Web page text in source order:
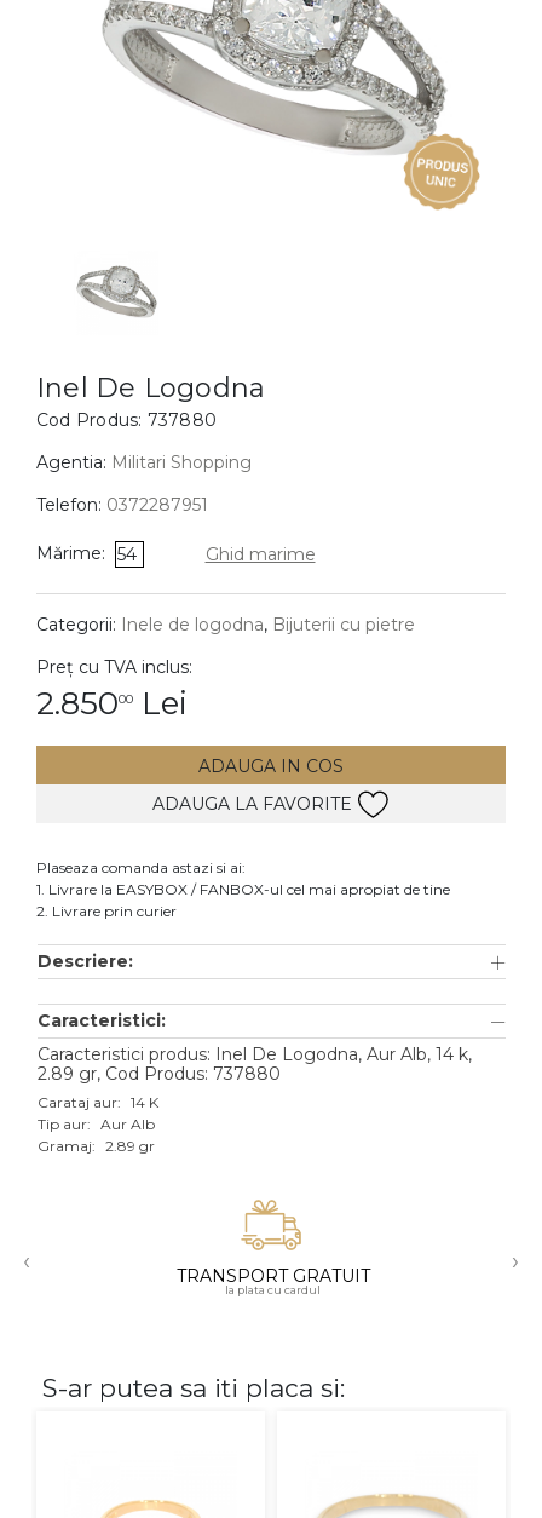
BIJUTERII COPII
Cercei
Bratari
Coliere
Lanturi
Pandantive
DIAMANTE Vezi toate
Cercei
Accesorii
Aur alb
Aur roz
Aur mixt
18K
Inel De Logodna
Cod Produs: 737880
Agentia: Militari Shopping
Telefon: 0372287951
Mărime: 54 Ghid marime
Categorii: Inele de logodna, Bijuterii cu pietre
Preț cu TVA inclus:
2.85000 Lei
ADAUGA IN COS
ADAUGA LA FAVORITE
Plaseaza comanda astazi si ai:
1. Livrare la EASYBOX / FANBOX-ul cel mai apropiat de tine
2. Livrare prin curier
Descriere:
Caracteristici:
Caracteristici produs: Inel De Logodna, Aur Alb, 14 k,
2.89 gr, Cod Produs: 737880
Carataj aur: 14 K
Tip aur: Aur Alb
Gramaj: 2.89 gr
‹ TRANSPORT GRATUIT
la plata cu cardul
›
S-ar putea sa iti placa si: